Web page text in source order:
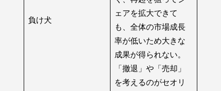
負け犬
ェアを拡大できて
も、全体の市場成長
率が低いため大きな
成果が得られない。
「撤退」や「売却」
を考えるのがセオリ